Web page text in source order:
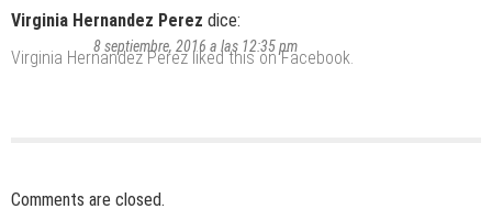
Virginia Hernandez Perez dice:
8 septiembre, 2016 a las 12:35 pm
Virginia Hernandez Perezliked this on Facebook.
Comments are closed.